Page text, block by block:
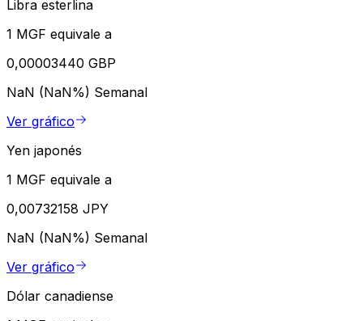
Libra esterlina
1 MGF equivale a
0,00003440 GBP
NaN (NaN%) Semanal
Ver gráfico
Yen japonés
1 MGF equivale a
0,00732158 JPY
NaN (NaN%) Semanal
Ver gráfico
Dólar canadiense